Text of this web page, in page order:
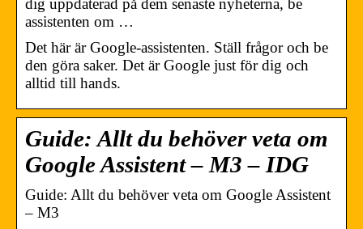
dig uppdaterad på dem senaste nyheterna, be
assistenten om …
Det här är Google-assistenten. Ställ frågor och be
den göra saker. Det är Google just för dig och
alltid till hands.
Guide: Allt du behöver veta om
Google Assistent – M3 – IDG
Guide: Allt du behöver veta om Google Assistent
– M3